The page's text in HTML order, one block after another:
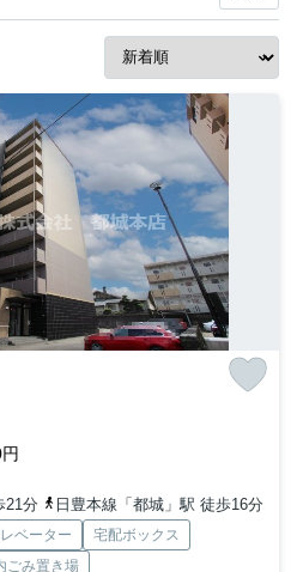
21分
日豊本線「都城」駅 徒歩16分
ベーター
宅配ボックス
ごみ置き場